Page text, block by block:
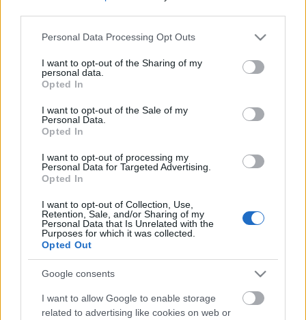
Please note that this website/app uses one or more Google
not limited to your visit or usage behaviour. You may click to
grant or deny consent to Google and its third-party tags to
use your data for below specified purposes in below Google
consent section.
Personal Data Processing Opt Outs
I want to opt-out of the Sharing of my
personal data.
Opted In
I want to opt-out of the Sale of my
Personal Data.
Opted In
I want to opt-out of processing my
Personal Data for Targeted Advertising.
Opted In
I want to opt-out of Collection, Use,
Retention, Sale, and/or Sharing of my
Personal Data that Is Unrelated with the
Purposes for which it was collected.
Opted Out
Google consents
I want to allow Google to enable storage
related to advertising like cookies on web or
Címkék: fotó munka
tudás szünet megoldás televízió
csatorna
helyzet járvány rendelet
megosztás
forrás visszatérés
terjedés
követő ijedelem mutatás
nicsak ki
vagyok
Ajánlott bejegyzések: